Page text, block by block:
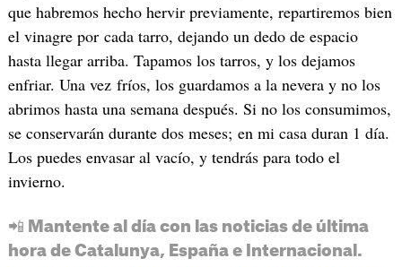
que habremos hecho hervir previamente, repartiremos bien
el vinagre por cada tarro, dejando un dedo de espacio
hasta llegar arriba. Tapamos los tarros, y los dejamos
enfriar. Una vez fríos, los guardamos a la nevera y no los
abrimos hasta una semana después. Si no los consumimos,
se conservarán durante dos meses; en mi casa duran 1 día.
Los puedes envasar al vacío, y tendrás para todo el
invierno.
📲 Mantente al día con las noticias de última
hora de Catalunya, España e Internacional.